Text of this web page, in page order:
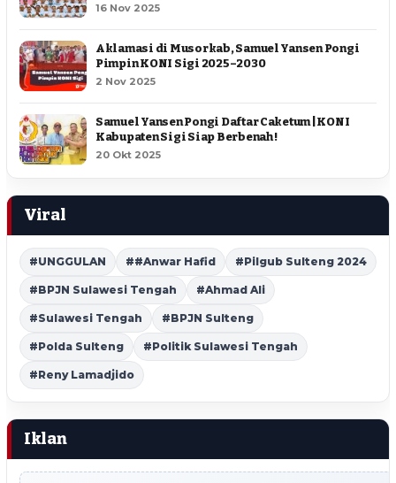
16 Nov 2025
Aklamasi di Musorkab, Samuel Yansen Pongi
Pimpin KONI Sigi 2025–2030
2 Nov 2025
Samuel Yansen Pongi Daftar Caketum | KONI
Kabupaten Sigi Siap Berbenah !
20 Okt 2025
Viral
#UNGGULAN ##Anwar Hafid #Pilgub Sulteng 2024
#BPJN Sulawesi Tengah #Ahmad Ali
#Sulawesi Tengah #BPJN Sulteng
#Polda Sulteng #Politik Sulawesi Tengah
#Reny Lamadjido
Iklan